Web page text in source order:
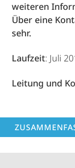
weiteren
Über eine
sehr.
Laufzeit: Juli
Leitung und